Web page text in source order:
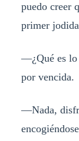
puedo creer
primer
—¿Qué es lo
por vencida.
—Nada,